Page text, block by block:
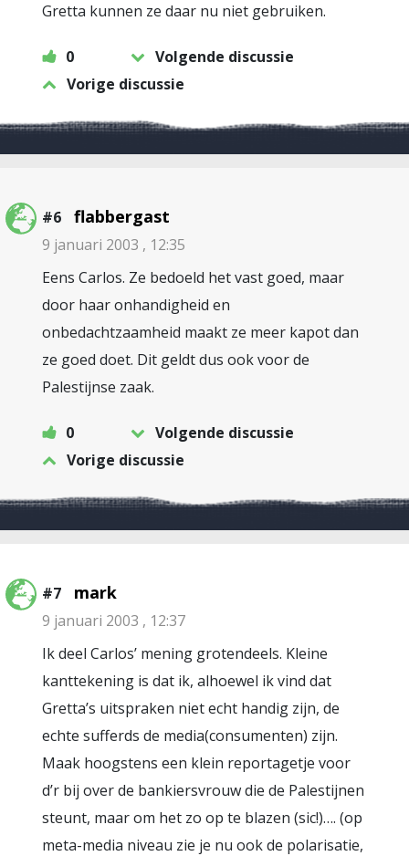
Gretta kunnen ze daar nu niet gebruiken.
0
Volgende discussie
Vorige discussie
#6 flabbergast
9 januari 2003 , 12:35
Eens Carlos. Ze bedoeld het vast goed, maar
door haar onhandigheid en
onbedachtzaamheid maakt ze meer kapot dan
ze goed doet. Dit geldt dus ook voor de
Palestijnse zaak.
0
Volgende discussie
Vorige discussie
#7 mark
9 januari 2003 , 12:37
Ik deel Carlos’ mening grotendeels. Kleine
kanttekening is dat ik, alhoewel ik vind dat
Gretta’s uitspraken niet echt handig zijn, de
echte sufferds de media(consumenten) zijn.
Maak hoogstens een klein reportagetje voor
d’r bij over de bankiersvrouw die de Palestijnen
steunt, maar om het zo op te blazen (sic!)…. (op
meta-media niveau zie je nu ook de polarisatie,